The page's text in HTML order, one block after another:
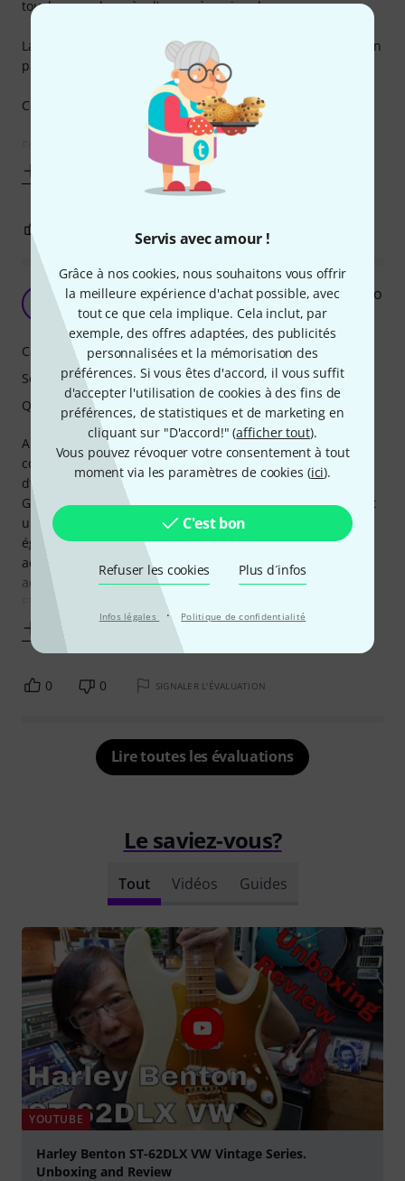
Servis avec amour !
Grâce à nos cookies, nous souhaitons vous offrir
la meilleure expérience d'achat possible, avec
tout ce que cela implique. Cela inclut, par
exemple, des offres adaptées, des publicités
personnalisées et la mémorisation des
préférences. Si vous êtes d'accord, il vous suffit
d'accepter l'utilisation de cookies à des fins de
préférences, de statistiques et de marketing en
cliquant sur "D'accord!" (afficher tout).
Vous pouvez révoquer votre consentement à tout
moment via les paramètres de cookies (ici).
C'est bon
Refuser les cookies Plus d´infos
Infos légales · Politique de confidentialité
touche manche près d'un repère, rien de grave.
La guitare est arrivée très mal réglée et aurait nécessitée un
passage chez le luthier si je ne savais le faire moi même.
Cordes partiellement oxydées.
Frets bien ajustées et limées sur
une strat à optimiser. seul point faible : le vibrato
fredodepau 08.09.2021
Après un mois à attendre sa disponibilité, j'ai enfin pu la
commander. Livraison assez rapide ensuite, comme
d’habitude.
Guitare bien finie et bien peinte ... seules les frets méritent
un petit polissage pour faciliter les bends. Pensez
également à changer les cordes de mauvaise qualité qui
accentuent un peu plus cette sensation de bends qui
accrochent.
Afficher plus
Caractéristiques
Son
Qualité de fabrication
0 0 SIGNALER L'ÉVALUATION
Lire toutes les évaluations
Le saviez-vous?
Tout Vidéos Guides
YOUTUBE
Harley Benton ST-62DLX VW Vintage Series.
Unboxing and Review